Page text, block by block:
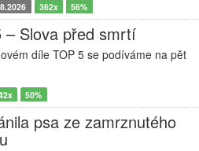
362x 56%
– Slova před smrtí
díle TOP 5 se podíváme na pět
50%
psa ze zamrznutého